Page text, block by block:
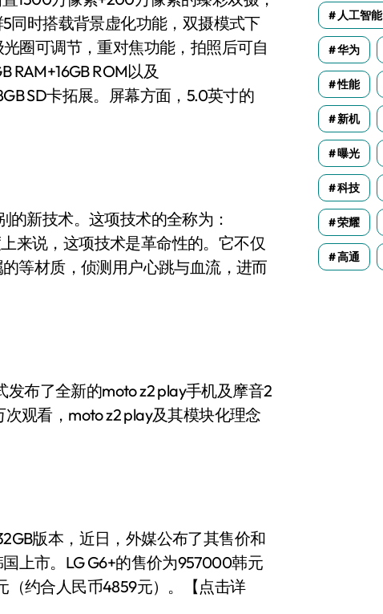
同时搭载背景虚化功能，双摄模式下
圈可调节，重对焦功能，拍照后可自
ROM以及
SD卡拓展。屏幕方面，5.0英寸的
新技术。这项技术的全称为：
来说，这项技术是革命性的。它不仅
等材质，侦测用户心跳与血流，进而
布了全新的moto z2 play手机及摩音2
观看，moto z2 play及其模块化理念
版本，近日，外媒公布了其售价和
上市。LG G6+的售价为957000韩元
（约合人民币4859元）。【点击详
人工智能
华为
性能
新机
曝光
科技
荣耀
高通